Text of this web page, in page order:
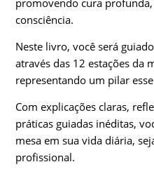
promovendo cura
consciência.
Neste livro, você será
através das 12 estações da
representando um pilar
Com explicações claras,
práticas guiadas inéditas,
mesa em sua vida diária,
profissional.